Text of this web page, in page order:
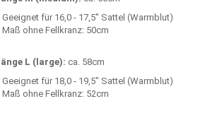
für 16,0 - 17,5" Sattel (Warmblut)
ohne Fellkranz: 50cm
L (large): ca. 58cm
für 18,0 - 19,5" Sattel (Warmblut)
ohne Fellkranz: 52cm